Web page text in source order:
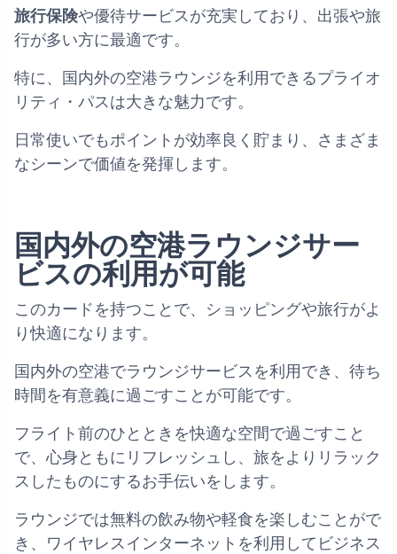
旅行保険や優待サービスが充実しており、出張や旅
行が多い方に最適です。
特に、国内外の空港ラウンジを利用できるプライオ
リティ・パスは大きな魅力です。
日常使いでもポイントが効率良く貯まり、さまざま
なシーンで価値を発揮します。
国内外の空港ラウンジサー
ビスの利用が可能
このカードを持つことで、ショッピングや旅行がよ
り快適になります。
国内外の空港でラウンジサービスを利用でき、待ち
時間を有意義に過ごすことが可能です。
フライト前のひとときを快適な空間で過ごすこと
で、心身ともにリフレッシュし、旅をよりリラック
スしたものにするお手伝いをします。
ラウンジでは無料の飲み物や軽食を楽しむことがで
き、ワイヤレスインターネットを利用してビジネス